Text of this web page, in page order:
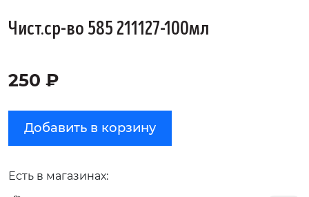
Чист.ср-во 585 211127-100мл
250 ₽
Добавить в корзину
Есть в магазинах: